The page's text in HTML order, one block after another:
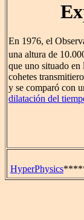
En 1976, el
una altura de
que uno situado en
cohetes
y se comparó con
dilatación del
HyperPhysics